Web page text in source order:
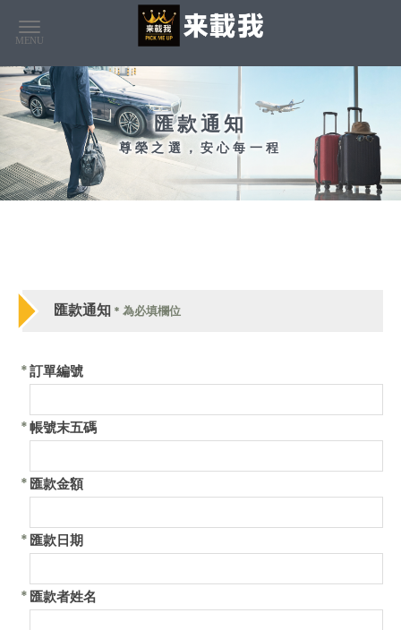
匯款通知
匯款通知 * 為必填欄位
*訂單編號
*帳號末五碼
*匯款金額
*匯款日期
*匯款者姓名